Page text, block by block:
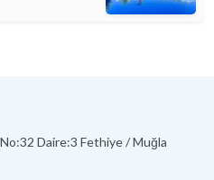
Daire:3 Fethiye / Muğla